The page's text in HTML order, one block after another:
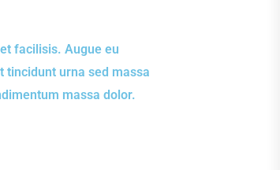
facilisis. Augue eu
tincidunt urna sed massa
massa dolor.